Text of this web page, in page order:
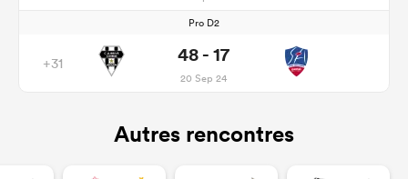
Pro D2
+31 48 - 17
20 Sep 24
Autres rencontres